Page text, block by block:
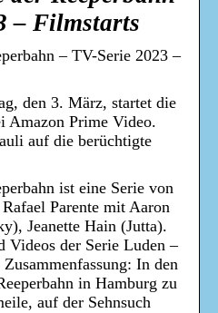
– Filmstarts
– TV-Serie 2023 –
den 3. März, startet die
Amazon Prime Video.
auf die berüchtigte
ist eine Serie von
Parente mit Aaron
Jeanette Hain (Jutta).
Videos der Serie Luden –
In den
in Hamburg zu
auf der Sehnsuch